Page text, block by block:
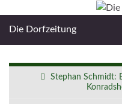
Die Dorfzeitung
Stephan Schmidt: